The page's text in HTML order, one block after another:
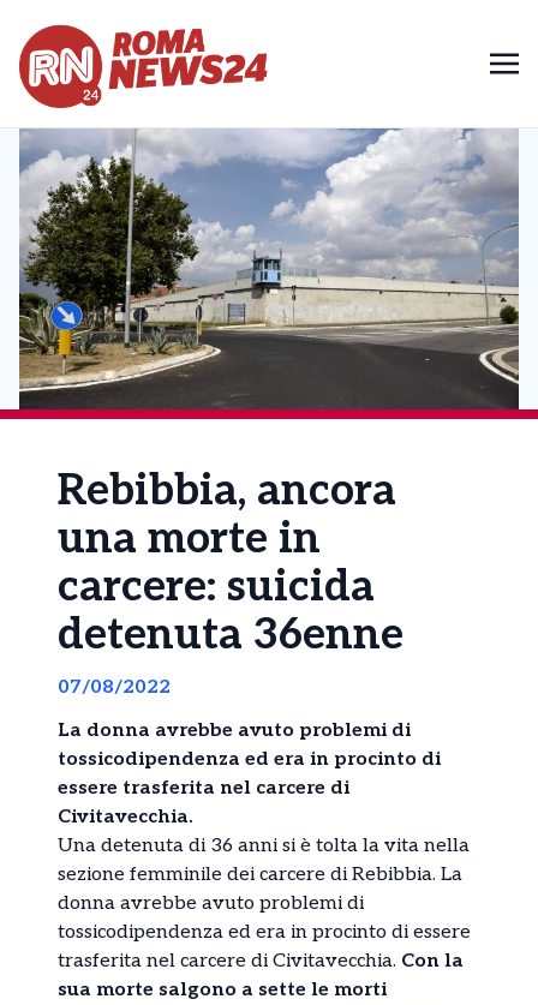
Rebibbia, ancora
una morte in
carcere: suicida
detenuta 36enne
07/08/2022
La donna avrebbe avuto problemi di
tossicodipendenza ed era in procinto di
essere trasferita nel carcere di
Civitavecchia.
Una detenuta di 36 anni si è tolta la vita nella
sezione femminile dei carcere di Rebibbia. La
donna avrebbe avuto problemi di
tossicodipendenza ed era in procinto di essere
trasferita nel carcere di Civitavecchia. Con la
sua morte salgono a sette le morti